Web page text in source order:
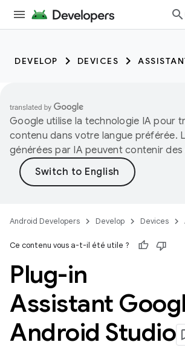
DEVELOP DEVICES
Google utilise la technologie IA pour
contenu dans votre langue préférée.
générées par IA peuvent contenir des
Android Developers Develop Devices
Ce contenu vous a-t-il été utile ?
Plug-in
Assistant
Android Studio